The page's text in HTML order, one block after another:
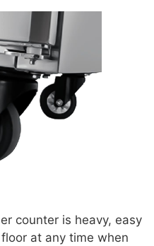
counter is heavy, easy
at any time when